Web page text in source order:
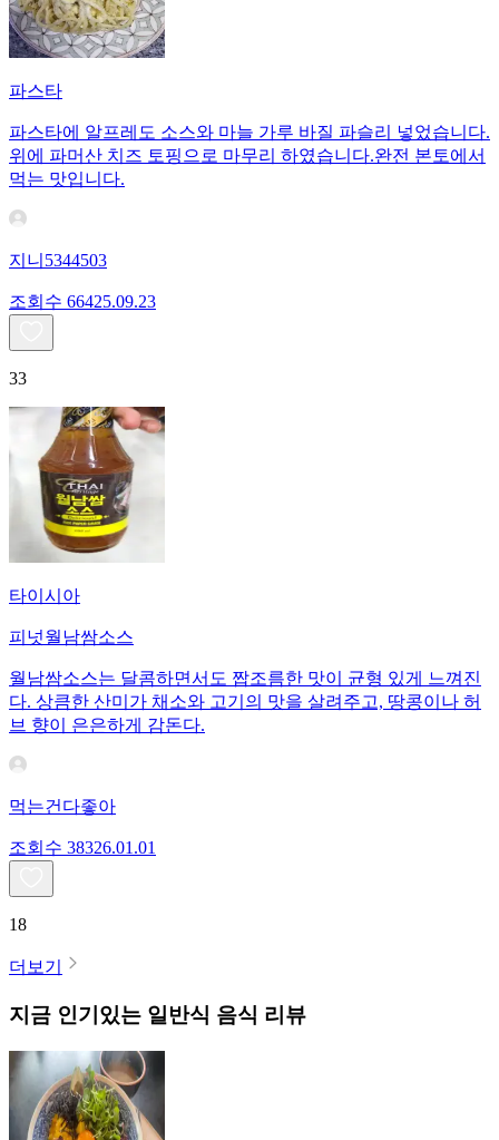
파스타
파스타에 알프레도 소스와 마늘 가루 바질 파슬리 넣었습니다.
위에 파머산 치즈 토핑으로 마무리 하였습니다.완전 본토에서
먹는 맛입니다.
지니5344503
조회수 66425.09.23
33
타이시아
피넛월남쌈소스
월남쌈소스는 달콤하면서도 짭조름한 맛이 균형 있게 느껴진
다. 상큼한 산미가 채소와 고기의 맛을 살려주고, 땅콩이나 허
브 향이 은은하게 감돈다.
먹는건다좋아
조회수 38326.01.01
18
더보기
지금 인기있는 일반식 음식 리뷰